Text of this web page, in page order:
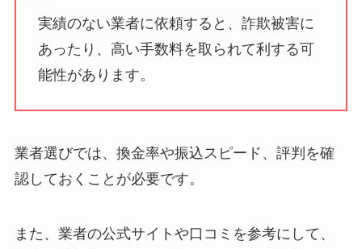
実績のない業者に依頼すると、詐欺被害に
あったり、高い手数料を取られて利する可
能性があります。
業者選びでは、換金率や振込スピード、評判を確
認しておくことが必要です。
また、業者の公式サイトや口コミを参考にして、